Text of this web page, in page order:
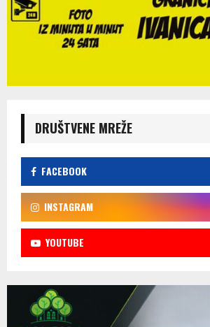
DRUŠTVENE MREŽE
FACEBOOK
INSTAGRAM
YOUTUBE